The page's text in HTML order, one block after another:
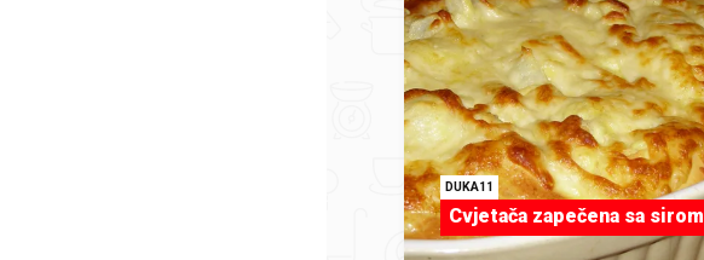
DUKA11
Cvjetača zapečena sa sirom